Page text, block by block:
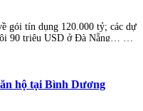
gói tín dụng 120.000 tỷ; các dự
90 triệu USD ở Đà Nẵng… Có
hộ tại Bình Dương